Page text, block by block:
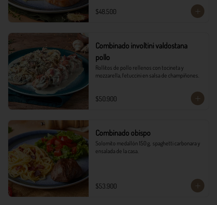
$48.500
Combinado involtini valdostana
pollo
Rollitos de pollo rellenos con tocineta y
mozzarella, fetuccini en salsa de champiñones.
$50.900
Combinado obispo
Solomito medallón 150 g,  spaghetti carbonara y
ensalada de la casa.
$53.900